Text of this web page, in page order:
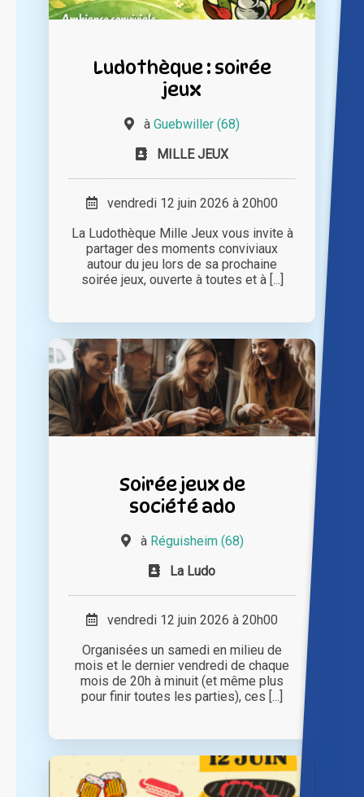
Ludothèque : soirée
jeux
à Guebwiller (68)
MILLE JEUX
vendredi 12 juin 2026 à 20h00
La Ludothèque Mille Jeux vous invite à
partager des moments conviviaux
autour du jeu lors de sa prochaine
soirée jeux, ouverte à toutes et à [...]
Soirée jeux de
société ado
à Réguisheim (68)
La Ludo
vendredi 12 juin 2026 à 20h00
Organisées un samedi en milieu de
mois et le dernier vendredi de chaque
mois de 20h à minuit (et même plus
pour finir toutes les parties), ces [...]